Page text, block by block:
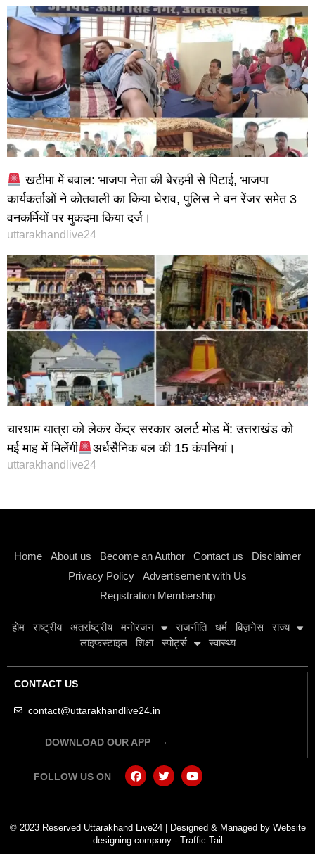
खटीमा में बवाल: भाजपा नेता की बेरहमी से पिटाई, भाजपा
कार्यकर्ताओं ने कोतवाली का किया घेराव, पुलिस ने वन रेंजर समेत 3
वनकर्मियों पर मुकदमा किया दर्ज।
uttarakhandlive24
चारधाम यात्रा को लेकर केंद्र सरकार अलर्ट मोड में: उत्तराखंड को
मई माह में मिलेंगी
अर्धसैनिक बल की 15 कंपनियां।
uttarakhandlive24
Home About us Become an Author Contact us
Disclaimer
Privacy Policy
Advertisement with Us
Registration Membership
होम राष्ट्रीय अंतर्राष्ट्रीय मनोरंजन राजनीति धर्म बिज़नेस
राज्य
लाइफस्टाइल
शिक्षा स्पोर्ट्स स्वास्थ्य
CONTACT US
contact@uttarakhandlive24.in
DOWNLOAD OUR APP
FOLLOW US ON
© 2023 Reserved Uttarakhand Live24 | Designed & Managed by Website
designing company- Traffic Tail